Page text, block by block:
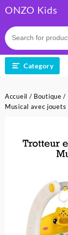
to
content
ONZO Kids
Category
Accueil / Boutique /
Musical avec jouets